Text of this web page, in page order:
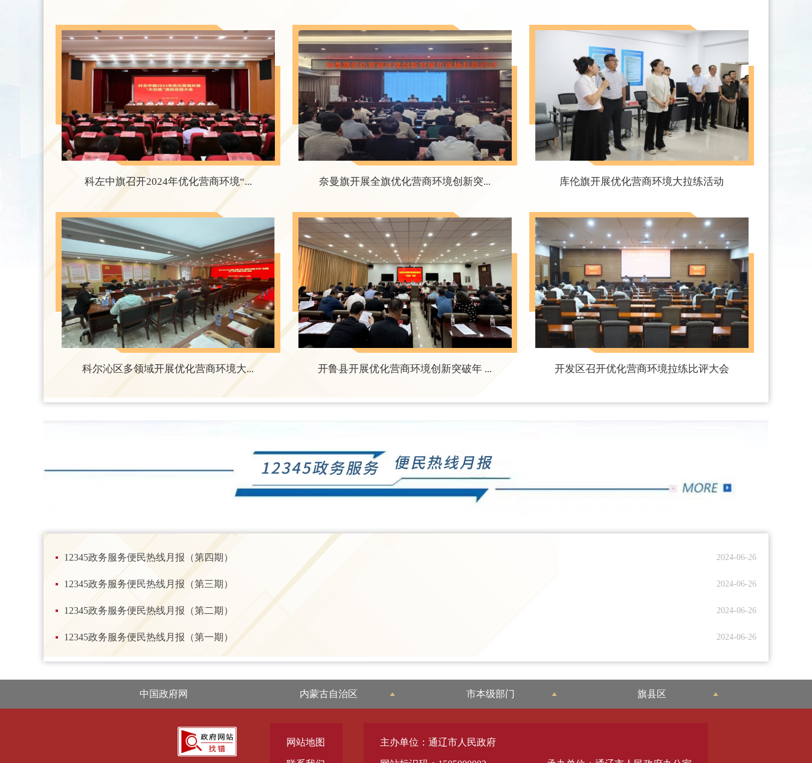
科左中旗召开2024年优化营商环境“... 奈曼旗开展全旗优化营商环境创新突... 库伦旗开展优化营商环境大拉练活动
科尔沁区多领域开展优化营商环境大... 开鲁县开展优化营商环境创新突破年 ... 开发区召开优化营商环境拉练比评大会
12345政务服务便民热线月报（第四期） 2024-06-26
12345政务服务便民热线月报（第三期） 2024-06-26
12345政务服务便民热线月报（第二期） 2024-06-26
12345政务服务便民热线月报（第一期） 2024-06-26
中国政府网 内蒙古自治区 市本级部门 旗县区
网站地图 主办单位：通辽市人民政府